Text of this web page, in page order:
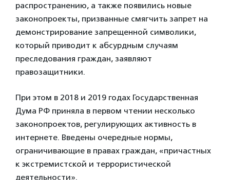
распространению, а также появились новые
законопроекты, призванные смягчить запрет на
демонстрирование запрещенной символики,
который приводит к абсурдным случаям
преследования граждан, заявляют
правозащитники.
При этом в 2018 и 2019 годах Государственная
Дума РФ приняла в первом чтении несколько
законопроектов, регулирующих активность в
интернете. Введены очередные нормы,
ограничивающие в правах граждан, «причастных
к экстремистской и террористической
деятельности».